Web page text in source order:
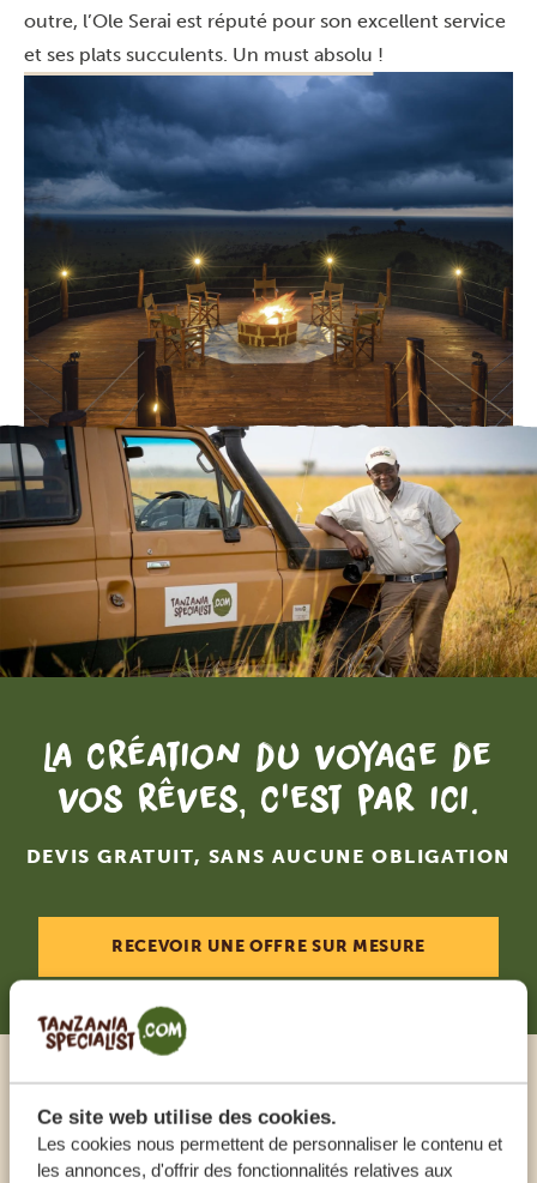
Ce site web utilise des cookies.
Les cookies nous permettent de personnaliser le contenu et
les annonces, d'offrir des fonctionnalités relatives aux
outre, l’Ole Serai est réputé pour son excellent service
et ses plats succulents. Un must absolu !
La création du voyage de
vos rêves, c'est par ici.
DEVIS GRATUIT, SANS AUCUNE OBLIGATION
RECEVOIR UNE OFFRE SUR MESURE
Appeler un expert
NOS SPÉCIALISTES SONT LÀ POUR VOUS